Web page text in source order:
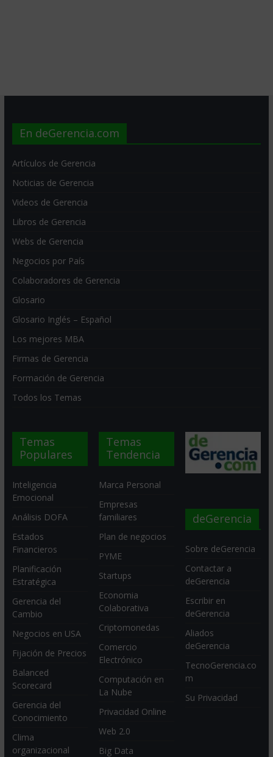
En deGerencia.com
Artículos de Gerencia
Noticias de Gerencia
Videos de Gerencia
Libros de Gerencia
Webs de Gerencia
Negocios por País
Colaboradores de Gerencia
Glosario
Glosario Inglés – Español
Los mejores MBA
Firmas de Gerencia
Formación de Gerencia
Todos los Temas
Temas
Populares
Inteligencia
Emocional
Análisis DOFA
Estados
Financieros
Planificación
Estratégica
Gerencia del
Cambio
Negocios en USA
Fijación de Precios
Balanced
Scorecard
Gerencia del
Conocimiento
Clima
organizacional
Temas
Tendencia
Marca Personal
Empresas
familiares
Plan de negocios
PYME
Startups
Economia
Colaborativa
Criptomonedas
Comercio
Electrónico
Computación en
La Nube
Privacidad Online
Web 2.0
Big Data
deGerencia
Sobre deGerencia
Contactar a
deGerencia
Escribir en
deGerencia
Aliados
deGerencia
TecnoGerencia.co
m
Su Privacidad